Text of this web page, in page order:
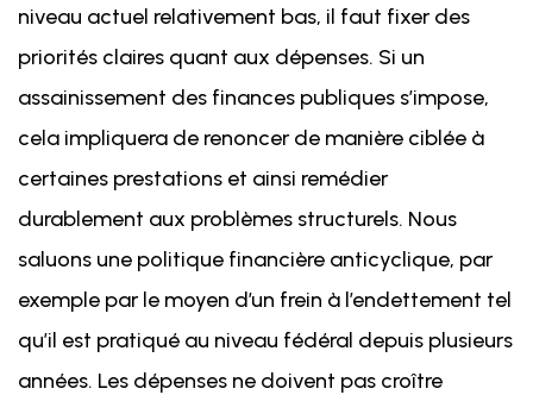
niveau actuel relativement bas, il faut fixer des
priorités claires quant aux dépenses. Si un
assainissement des finances publiques s’impose,
cela impliquera de renoncer de manière ciblée à
certaines prestations et ainsi remédier
durablement aux problèmes structurels. Nous
saluons une politique financière anticyclique, par
exemple par le moyen d’un frein à l’endettement tel
qu’il est pratiqué au niveau fédéral depuis plusieurs
années. Les dépenses ne doivent pas croître